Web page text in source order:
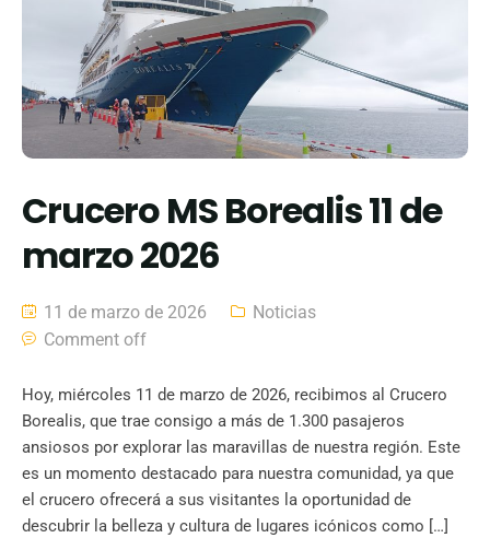
Crucero MS Borealis 11 de
marzo 2026
11 de marzo de 2026
Noticias
Comment off
Hoy, miércoles 11 de marzo de 2026, recibimos al Crucero
Borealis, que trae consigo a más de 1.300 pasajeros
ansiosos por explorar las maravillas de nuestra región. Este
es un momento destacado para nuestra comunidad, ya que
el crucero ofrecerá a sus visitantes la oportunidad de
descubrir la belleza y cultura de lugares icónicos como […]